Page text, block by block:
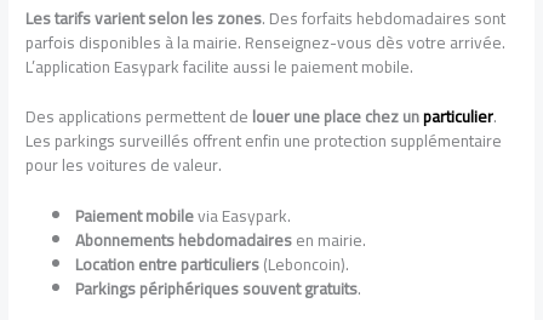
Les tarifs varient selon les zones. Des forfaits hebdomadaires sont
parfois disponibles à la mairie. Renseignez-vous dès votre arrivée.
L’application Easypark facilite aussi le paiement mobile.
Des applications permettent delouer une place chez unparticulier.
Les parkings surveillés offrent enfin une protection supplémentaire
pour les voitures de valeur.
Paiement mobilevia Easypark.
Abonnements hebdomadairesen mairie.
Location entre particuliers(Leboncoin).
Parkings périphériques souvent gratuits.